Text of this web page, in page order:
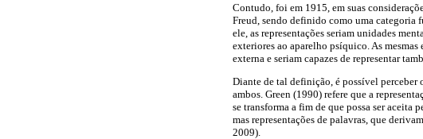
Contudo, foi em 1915, em suas
Freud, sendo definido como uma categoria
ele, as representações seriam unidades
exteriores ao aparelho psíquico. As
externa e seriam capazes de representar
Diante de tal definição, é possível perceber
ambos. Green (1990) refere que a
se transforma a fim de que possa ser aceita
mas representações de palavras, que
2009).